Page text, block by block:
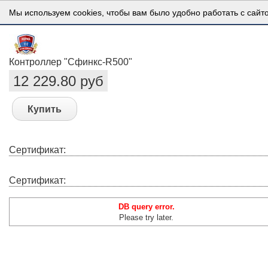
Контроллер "Сфинкс-R500"
12 229.80 руб
Купить
Сертификат:
Сертификат:
DB query error.
Please try later.
Мы используем cookies, чтобы вам было удобно работать с